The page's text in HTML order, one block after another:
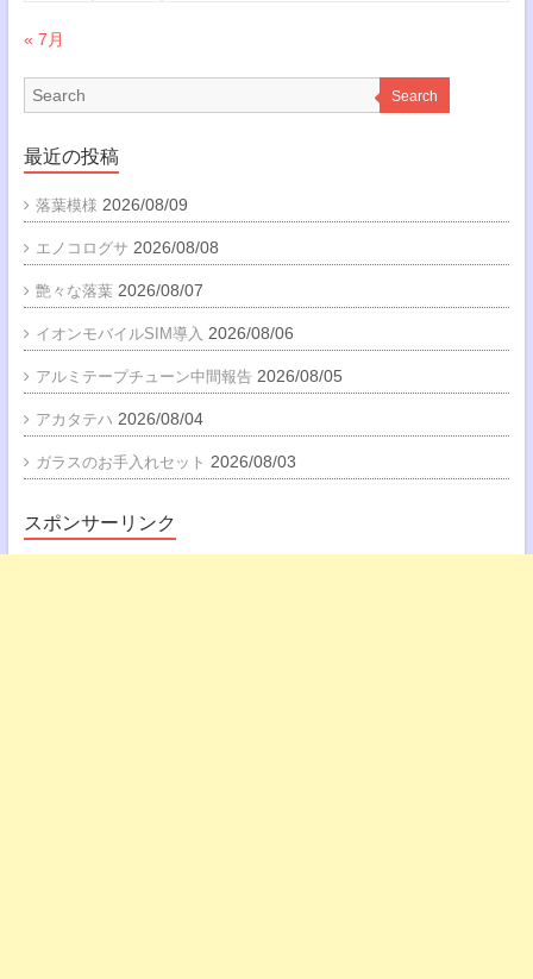
« 7月
Search
最近の投稿
落葉模様 2026/08/09
エノコログサ 2026/08/08
艶々な落葉 2026/08/07
イオンモバイルSIM導入 2026/08/06
アルミテープチューン中間報告 2026/08/05
アカタテハ 2026/08/04
ガラスのお手入れセット 2026/08/03
スポンサーリンク